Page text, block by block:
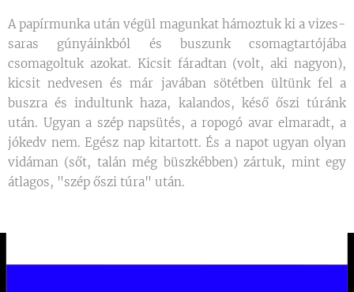
A papírmunka után végül magunkat hámoztuk ki a vizes-
saras gúnyáinkból és buszunk csomagtartójába
csomagoltuk azokat. Kicsit fáradtan (volt, aki nagyon),
kicsit nedvesen és már javában sötétben ültünk fel a
buszra és indultunk haza, kalandos, késő őszi túránk
után. Ugyan a szép napsütés, a ropogó avar elmaradt, a
jókedv nem. Egész nap kitartott. És a napot ugyan olyan
vidáman (sőt, talán még büszkébben) zártuk, mint egy
átlagos, "szép őszi túra" után.